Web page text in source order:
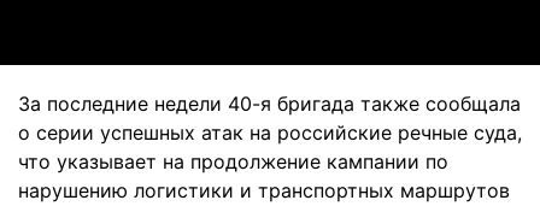
За последние недели 40-я бригада также сообщала
о серии успешных атак на российские речные суда,
что указывает на продолжение кампании по
нарушению логистики и транспортных маршрутов